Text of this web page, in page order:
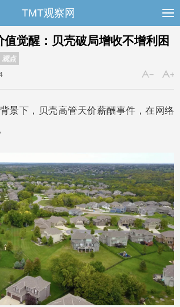
TMT观察网
值觉醒：贝壳破局增收不增利困
观点
景下，贝壳高管天价薪酬事件，在网络